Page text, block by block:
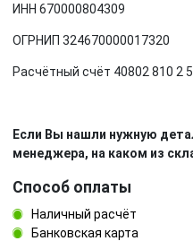
ИНН 670000804309
ОГРНИП 324670000017320
Расчётный счёт 40802 810 2
Если Вы нашли нужную
менеджера, на каком из
Способ оплаты
Наличный расчёт
Банковская карта